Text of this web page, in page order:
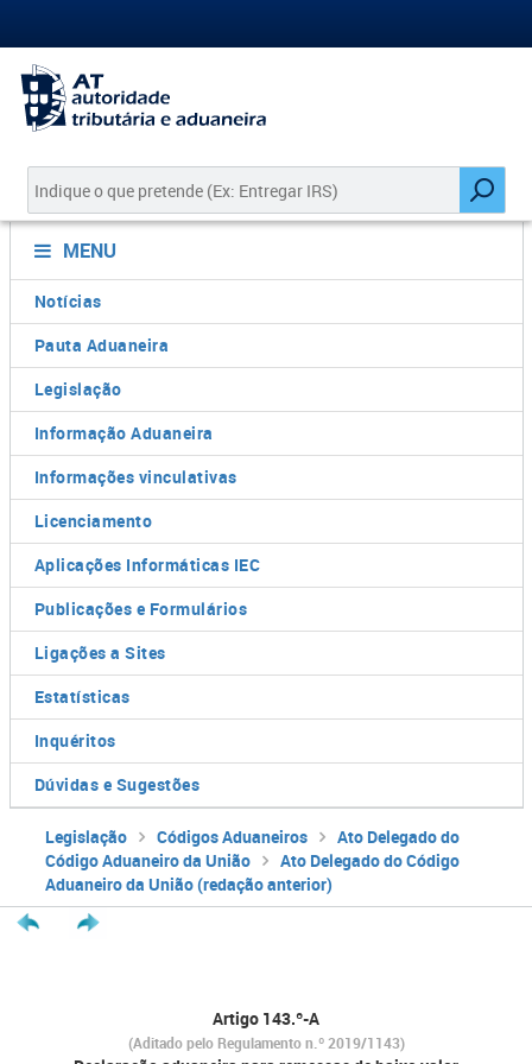
MENU
Notícias
Pauta Aduaneira
Legislação
Informação Aduaneira
Informações vinculativas
Licenciamento
Aplicações Informáticas IEC
Publicações e Formulários
Ligações a Sites
Estatísticas
Inquéritos
Dúvidas e Sugestões
Legislação Códigos Aduaneiros
Ato Delegado do
Código Aduaneiro da União
Ato Delegado do Código
Aduaneiro da União (redação anterior)
Artigo 143.º-A
(Aditado pelo Regulamento n.º 2019/1143)​